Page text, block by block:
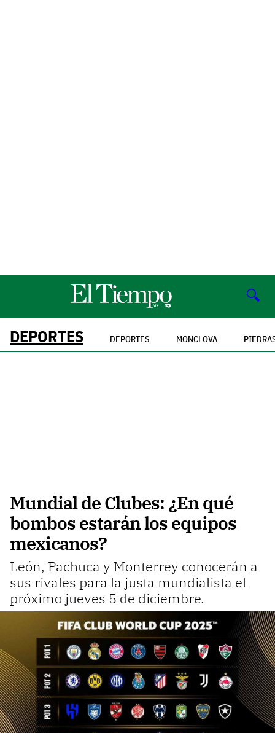
🔍
DEPORTES DEPORTES MONCLOVA
Mundial de Clubes: ¿En qué
bombos estarán los equipos
mexicanos?
León, Pachuca y Monterrey conocerán a
sus rivales para la justa mundialista el
próximo jueves 5 de diciembre.